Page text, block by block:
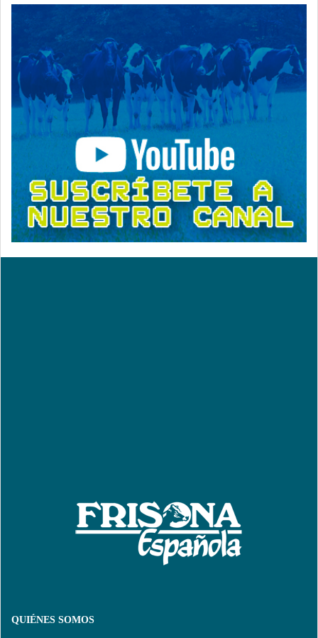
QUIÉNES SOMOS